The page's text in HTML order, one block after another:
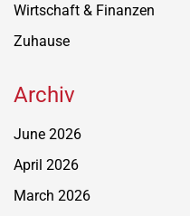
Wirtschaft & Finanzen
Zuhause
Archiv
June 2026
April 2026
March 2026